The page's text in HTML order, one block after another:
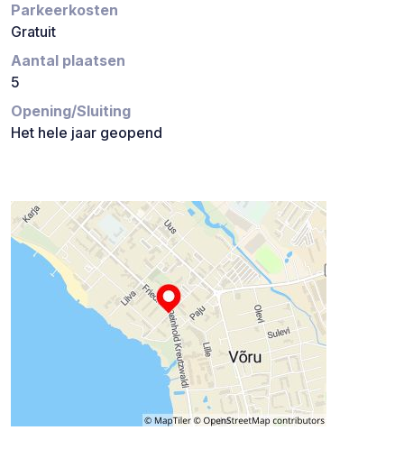
Parkeerkosten
Gratuit
Aantal plaatsen
5
Opening/Sluiting
Het hele jaar geopend